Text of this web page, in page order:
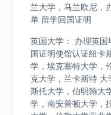
兰大学，马兰欧尼，
单 留学回国证明
英国大学： 办理英
国证明使馆认证纽卡
学，埃克塞特大学，
克大学，兰卡斯特
斯托大学，伯明翰大
学，南安普顿大学，